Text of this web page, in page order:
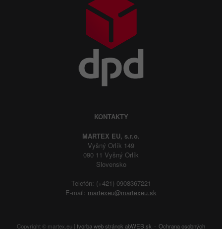
KONTAKTY
MARTEX EU, s.r.o.
Vyšný Orlík 149
090 11 Vyšný Orlík
Slovensko
Telefón: (+421) 0908367221
E-mail: martexeu@martexeu.sk
Copyright © martex.eu | tvorba web stránokabWEB.sk Ochrana osobných